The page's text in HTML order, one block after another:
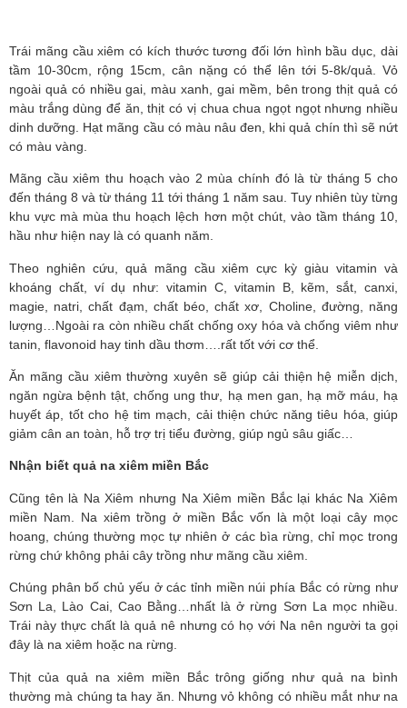
Trái mãng cầu xiêm có kích thước tương đối lớn hình bầu dục, dài
tầm 10-30cm, rộng 15cm, cân nặng có thể lên tới 5-8k/quả. Vỏ
ngoài quả có nhiều gai, màu xanh, gai mềm, bên trong thịt quả có
màu trắng dùng để ăn, thịt có vị chua chua ngọt ngọt nhưng nhiều
dinh dưỡng. Hạt mãng cầu có màu nâu đen, khi quả chín thì sẽ nứt
có màu vàng.
Mãng cầu xiêm thu hoạch vào 2 mùa chính đó là từ tháng 5 cho
đến tháng 8 và từ tháng 11 tới tháng 1 năm sau. Tuy nhiên tùy từng
khu vực mà mùa thu hoạch lệch hơn một chút, vào tầm tháng 10,
hầu như hiện nay là có quanh năm.
Theo nghiên cứu, quả mãng cầu xiêm cực kỳ giàu vitamin và
khoáng chất, ví dụ như: vitamin C, vitamin B, kẽm, sắt, canxi,
magie, natri, chất đạm, chất béo, chất xơ, Choline, đường, năng
lượng…Ngoài ra còn nhiều chất chống oxy hóa và chống viêm như
tanin, flavonoid hay tinh dầu thơm….rất tốt với cơ thể.
Ăn mãng cầu xiêm thường xuyên sẽ giúp cải thiện hệ miễn dịch,
ngăn ngừa bệnh tật, chống ung thư, hạ men gan, hạ mỡ máu, hạ
huyết áp, tốt cho hệ tim mạch, cải thiện chức năng tiêu hóa, giúp
giảm cân an toàn, hỗ trợ trị tiểu đường, giúp ngủ sâu giấc…
Nhận biết quả na xiêm miền Bắc
Cũng tên là Na Xiêm nhưng Na Xiêm miền Bắc lại khác Na Xiêm
miền Nam. Na xiêm trồng ở miền Bắc vốn là một loại cây mọc
hoang, chúng thường mọc tự nhiên ở các bìa rừng, chỉ mọc trong
rừng chứ không phải cây trồng như mãng cầu xiêm.
Chúng phân bố chủ yếu ở các tỉnh miền núi phía Bắc có rừng như
Sơn La, Lào Cai, Cao Bằng…nhất là ở rừng Sơn La mọc nhiều.
Trái này thực chất là quả nê nhưng có họ với Na nên người ta gọi
đây là na xiêm hoặc na rừng.
Thịt của quả na xiêm miền Bắc trông giống như quả na bình
thường mà chúng ta hay ăn. Nhưng vỏ không có nhiều mắt như na